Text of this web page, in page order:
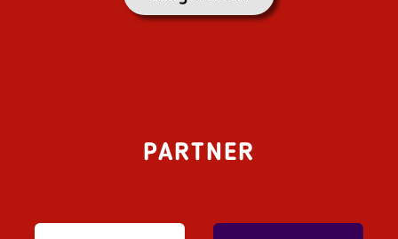
PARTNER